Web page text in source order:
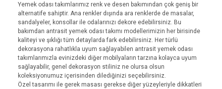
Yemek odası takımlarımız renk ve desen bakımından çok geniş bir
alternatife sahiptir. Ana renkler dışında ara renklerde de masalar,
sandalyeler, konsollar ile odalarınızı dekore edebilirsiniz. Bu
bakımdan antrasit yemek odası takımı modellerimizin her birisinde
kaliteyi ve şıklığı tüm detaylarda fark edebilirsiniz. Her türlü
dekorasyona rahatlıkla uyum sağlayabilen antrasit yemek odası
takımlarımızla evinizdeki diğer mobilyaların tarzına kolayca uyum
sağlayabilir, genel dekorasyon stiliniz ne olursa olsun
koleksiyonumuz içerisinden dilediğinizi seçebilirsiniz.
Özel tasarımı ile gerek masası gerekse diğer yüzeyleriyle dikkatleri